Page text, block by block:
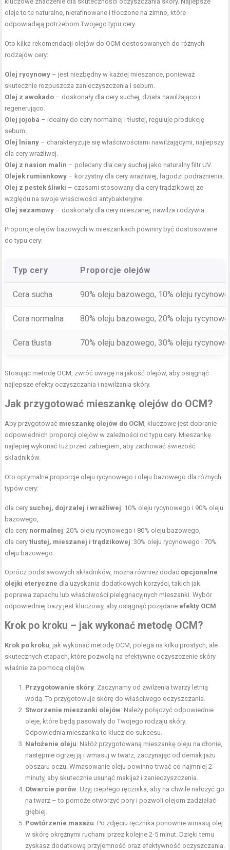
oleje to te naturalne, nierafinowane i tłoczone na zimno, które
odpowiadają potrzebom Twojego typu cery.
Oto kilka rekomendacji olejów do OCM dostosowanych do różnych
rodzajów cery:
Olej rycynowy – jest niezbędny w każdej mieszance, ponieważ
skutecznie rozpuszcza zanieczyszczenia i sebum.
Olej z awokado – doskonały dla cery suchej, działa nawilżająco i
regenerująco.
Olej jojoba – idealny do cery normalnej i tłustej, reguluje produkcję
sebum.
Olej lniany – charakteryzuje się właściwościami nawilżającymi, najlepszy
dla cery wrażliwej.
Olej z nasion malin – polecany dla cery suchej jako naturalny filtr UV.
Olejek rumiankowy – korzystny dla cery wrażliwej, łagodzi podrażnienia.
Olej z pestekśliwki – czasami stosowany dla cery trądzikowej ze
względu na swoje właściwości antybakteryjne.
Olej sezamowy – doskonały dla cery mieszanej, nawilża i odżywia.
Proporcje olejów bazowych w mieszankach powinny być dostosowane
do typu cery:
Typ cery Proporcje olejów
Cera sucha 90% oleju bazowego, 10% oleju
Cera normalna 80% oleju bazowego, 20% oleju
Cera tłusta 70% oleju bazowego, 30% oleju
Stosując metodę OCM, zwróć uwagę na jakość olejów, aby osiągnąć
najlepsze efekty oczyszczania i nawilżania skóry.
Jak przygotować mieszankę olejów do OCM?
Aby przygotować mieszankę olejów do OCM , kluczowe jest dobranie
odpowiednich proporcji olejów w zależności od typu cery. Mieszankę
najlepiej wykonać tuż przed zabiegiem, aby zachować świeżość
składników.
Oto optymalne proporcje oleju rycynowego i oleju bazowego dla różnych
typów cery:
dla cery suchej, dojrzałej i wrażliwej: 10% oleju rycynowego i 90% oleju
bazowego,
dla cery normalnej: 20% oleju rycynowego i 80% oleju bazowego,
dla cerytłustej, mieszanej i trądzikowej: 30% oleju rycynowego i 70%
oleju bazowego.
Oprócz podstawowych składników, można również dodać opcjonalne
olejki eteryczne dla uzyskania dodatkowych korzyści, takich jak
poprawa zapachu lub właściwości pielęgnacyjnych mieszanki. Wybór
odpowiedniej bazy jest kluczowy, aby osiągnąć pożądane efekty OCM
Krok po kroku – jak wykonać metodę OCM?
Krok po kroku , jak wykonać metodę OCM, polega na kilku prostych, ale
skutecznych etapach, które pozwolą na efektywne oczyszczenie skóry
właśnie za pomocą olejów.
Przygotowanie skóry: Zaczynamy od zwilżenia twarzy letnią
wodą. To przygotowuje skórę do właściwego oczyszczania.
Stworzenie mieszanki olejów: Należy połączyć odpowiednie
oleje, które będą pasowały do Twojego rodzaju skóry.
Odpowiednia mieszanka to klucz do sukcesu.
Nałożenie oleju: Nałóż przygotowaną mieszankę oleju na dłonie
następnie ogrzej ją i wmasuj w twarz, zaczynając od demakijażu
obszaru oczu. Wmasowanie oleju powinno trwać co najmniej 2
minuty, aby skutecznie usunąć makijaż i zanieczyszczenia.
Otwarcie porów: Użyj ciepłego ręcznika, aby na chwile nałożyć go
na twarz – to pomoże otworzyć pory i pozwoli olejom zadziałać
głębiej.
Powtórzenie masażu: Po zdjęciu ręcznika ponownie wmasuj olej
w skórę okrężnymi ruchami przez kolejne 2-5 minut. Dzięki temu
zyskasz dodatkową przyjemność oraz efektywność oczyszczania.